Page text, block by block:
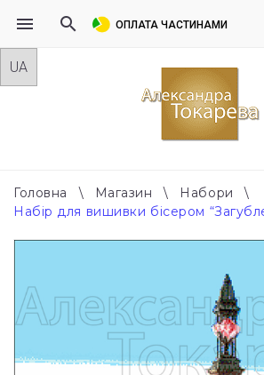
Skip
ОПЛАТА ЧАСТИНАМИ
Головна \ Магазин \ Набори
\
Набір для вишивки бісером